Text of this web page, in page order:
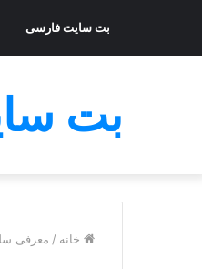
بت سایت فارسی
بت
خانه / معرفی